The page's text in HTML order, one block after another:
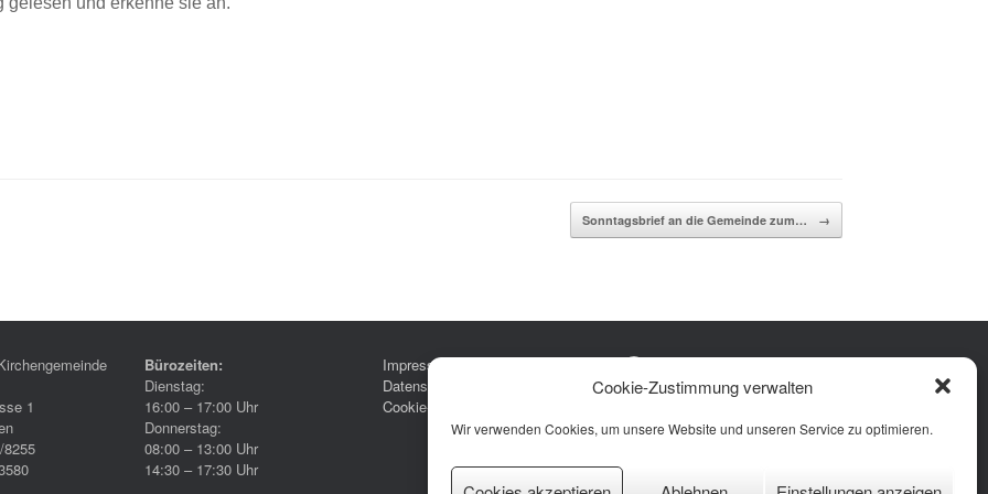
Cookie-Zustimmung verwalten
Wir verwenden Cookies, um unsere Website und unseren Service zu optimieren.
Sonntagsbrief an die Gemeinde zum… →
1
8255
Bürozeiten:
Dienstag:
16:00 – 17:00 Uhr
Donnerstag:
08:00 – 13:00 Uhr
14:30 – 17:30 Uhr
Impressum
Datenschutzerklärung
Cookie-Richtlinie (EU)
Facebook
Instagram
YouTube